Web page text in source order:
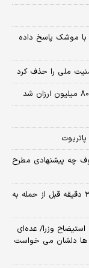
با موشک پاسخ داده
ملی را حذف کرد
چه پیشنهادی مطرح
زئیس سازمان هواپیمایی: گزارش ورود هواگردها ٣٠ دقیقه قبل از حمله به
استیضاح وزرا/ عده‌ای
ها دلشان می خواست